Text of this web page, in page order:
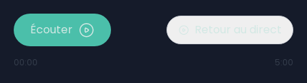
Écouter Retour au direct
00:00 5:00